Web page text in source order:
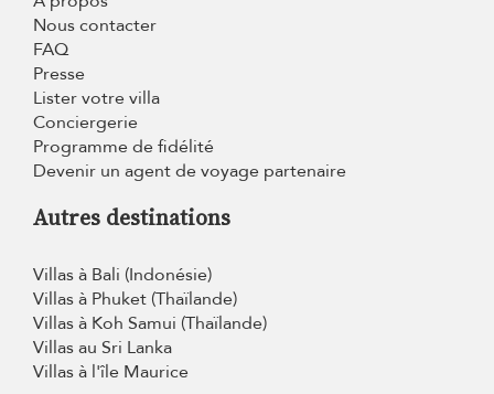
Nous contacter
FAQ
Presse
Lister votre villa
Conciergerie
Programme de fidélité
Devenir un agent de voyage partenaire
Autres destinations
Villas à Bali (Indonésie)
Villas à Phuket (Thaïlande)
Villas à Koh Samui (Thaïlande)
Villas au Sri Lanka
Villas à l'île Maurice